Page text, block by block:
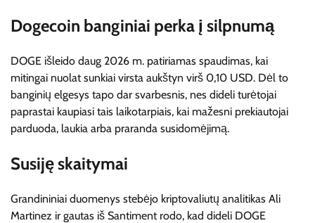
Dogecoin banginiai perka į silpnumą
DOGE išleido daug 2026 m. patiriamas spaudimas, kai
mitingai nuolat sunkiai virsta aukštyn virš 0,10 USD. Dėl to
banginių elgesys tapo dar svarbesnis, nes dideli turėtojai
paprastai kaupiasi tais laikotarpiais, kai mažesni prekiautojai
parduoda, laukia arba praranda susidomėjimą.
Susiję skaitymai
Grandininiai duomenys stebėjo kriptovaliutų analitikas Ali
Martinez ir gautas iš Santiment rodo, kad dideli DOGE